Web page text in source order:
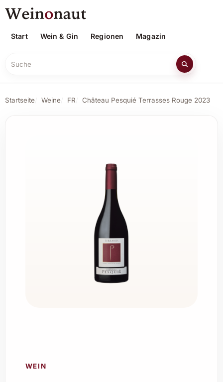
Start Wein & Gin Regionen Magazin
Suche
Startseite Weine FR Château Pesquié Terrasses Rouge 2023
WEIN